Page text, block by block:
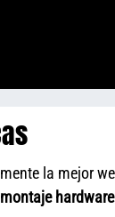
la mejor
montaje